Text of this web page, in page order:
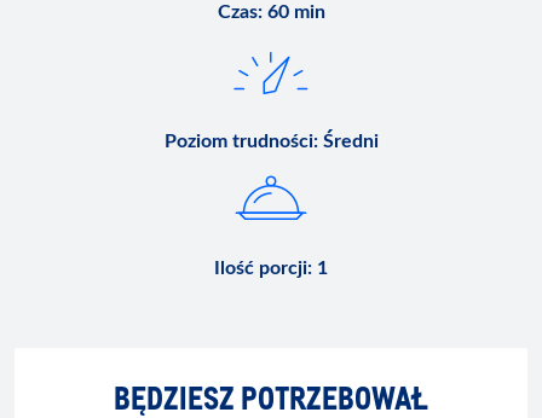
Czas: 60 min
Poziom trudności: Średni
Ilość porcji: 1
BĘDZIESZ POTRZEBOWAŁ